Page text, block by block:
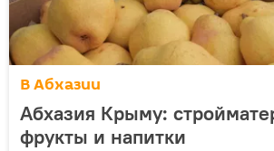
В Абхазии
Абхазия Крыму:
фрукты и напитки